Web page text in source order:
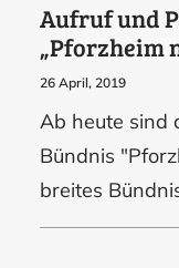
Aufruf und
„Pforzheim
26 April, 2019
Ab heute sind
Bündnis
breites